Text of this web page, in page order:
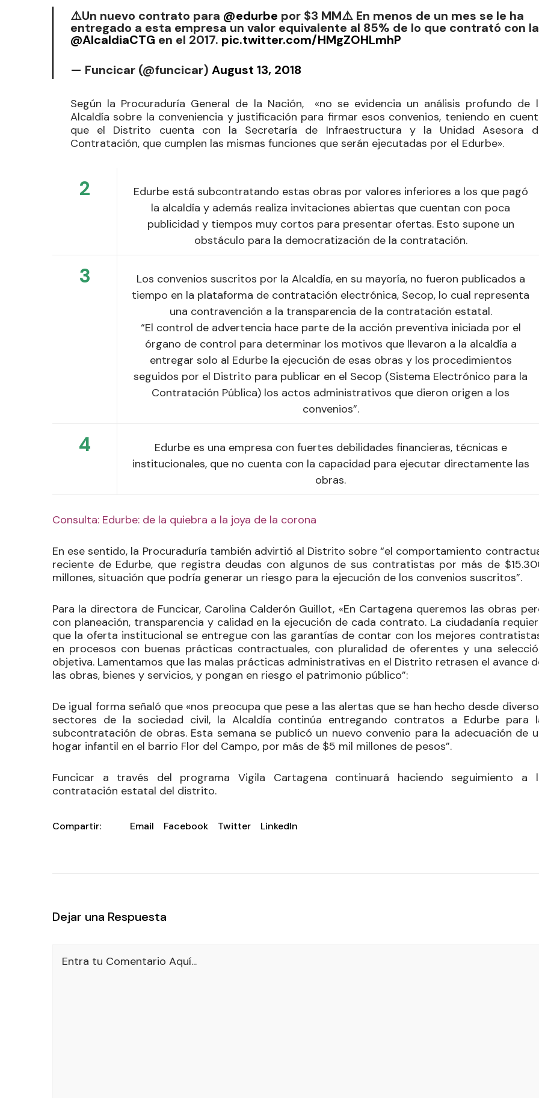
⚠️Un nuevo contrato para @edurbe por $3 MM⚠️ En menos de un mes se le ha
entregado a esta empresa un valor equivalente al 85% de lo que contrató con la
@AlcaldiaCTG en el 2017. pic.twitter.com/HMgZOHLmhP
— Funcicar (@funcicar) August 13, 2018
Según la Procuraduría General de la Nación, «no se evidencia un análisis profundo de
Alcaldía sobre la conveniencia y justificación para firmar esos convenios, teniendo en
que el Distrito cuenta con la Secretaría de Infraestructura y la Unidad Asesora
Contratación, que cumplen las mismas funciones que serán ejecutadas por el Edurbe».
2
Edurbe está subcontratando estas obras por valores inferiores a los que pagó
la alcaldía y además realiza invitaciones abiertas que cuentan con poca
publicidad y tiempos muy cortos para presentar ofertas. Esto supone un
obstáculo para la democratización de la contratación.
3
Los convenios suscritos por la Alcaldía, en su mayoría, no fueron publicados a
tiempo en la plataforma de contratación electrónica, Secop, lo cual representa
una contravención a la transparencia de la contratación estatal.
“El control de advertencia hace parte de la acción preventiva iniciada por el
órgano de control para determinar los motivos que llevaron a la alcaldía a
entregar solo al Edurbe la ejecución de esas obras y los procedimientos
seguidos por el Distrito para publicar en el Secop (Sistema Electrónico para la
Contratación Pública) los actos administrativos que dieron origen a los
convenios”.
4
Edurbe es una empresa con fuertes debilidades financieras, técnicas e
institucionales, que no cuenta con la capacidad para ejecutar directamente las
obras.
Consulta: Edurbe: de la quiebra a la joya de la corona
En ese sentido, la Procuraduría también advirtió al Distrito sobre “el comportamiento
reciente de Edurbe, que registra deudas con algunos de sus contratistas por más de
millones, situación que podría generar un riesgo para la ejecución de los convenios suscritos”.
Para la directora de Funcicar, Carolina Calderón Guillot, «En Cartagena queremos las obras
con planeación, transparencia y calidad en la ejecución de cada contrato. La ciudadanía
que la oferta institucional se entregue con las garantías de contar con los mejores
en procesos con buenas prácticas contractuales, con pluralidad de oferentes y una
objetiva. Lamentamos que las malas prácticas administrativas en el Distrito retrasen el avance
las obras, bienes y servicios, y pongan en riesgo el patrimonio público”:
De igual forma señaló que «nos preocupa que pese a las alertas que se han hecho desde
sectores de la sociedad civil, la Alcaldía continúa entregando contratos a Edurbe para
subcontratación de obras. Esta semana se publicó un nuevo convenio para la adecuación de
hogar infantil en el barrio Flor del Campo, por más de $5 mil millones de pesos”.
Funcicar a través del programa Vigila Cartagena continuará haciendo seguimiento a
contratación estatal del distrito.
Compartir: Email Facebook Twitter LinkedIn
Dejar una Respuesta
Entra tu Comentario Aquí...